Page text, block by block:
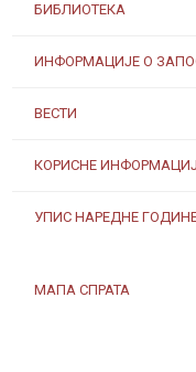
БИБЛИОТЕКА
ИНФОРМАЦИЈЕ О
ВЕСТИ
КОРИСНЕ
УПИС НАРЕДНЕ
МАПА СПРАТА